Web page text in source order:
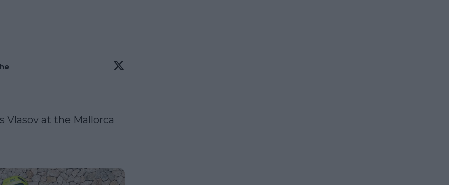
Vlasov at the Mallorca